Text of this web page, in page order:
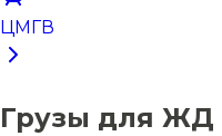
ЦМГВ
Грузы для ЖД